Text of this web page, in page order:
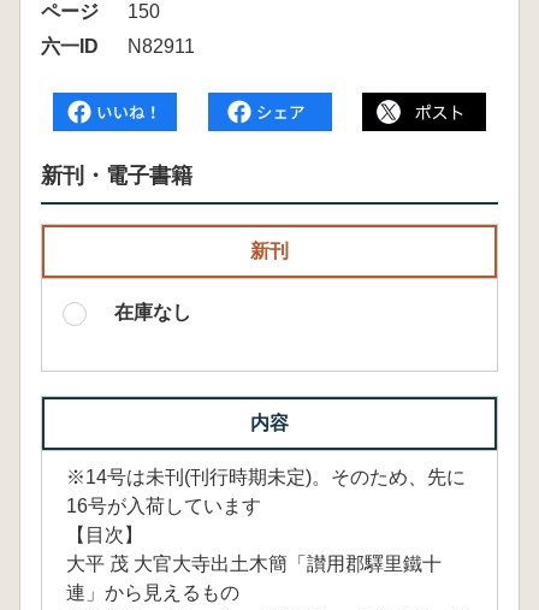
ページ
150
六一ID
N82911
新刊・電子書籍
新刊
在庫なし
内容
※14号は未刊(刊行時期未定)。そのため、先に
16号が入荷しています
【目次】
大平 茂 大官大寺出土木簡「讃用郡驛里鐵十
連」から見えるもの